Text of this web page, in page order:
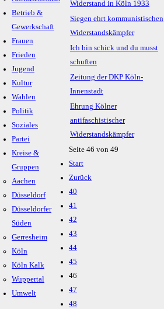
Betrieb &
Gewerkschaft
Frauen
Frieden
Jugend
Kultur
Wahlen
Politik
Soziales
Partei
Kreise &
Gruppen
Aachen
Düsseldorf
Düsseldorfer
Süden
Gerresheim
Köln
Köln Kalk
Wuppertal
Umwelt
Widerstand in Köln 1933
Siegen ehrt kommunistischen
Widerstandskämpfer
Ich bin schick und du musst
schuften
Zeitung der DKP Köln-
Innenstadt
Ehrung Kölner
antifaschistischer
Widerstandskämpfer
Seite 46 von 49
Start
Zurück
40
41
42
43
44
45
46
47
48